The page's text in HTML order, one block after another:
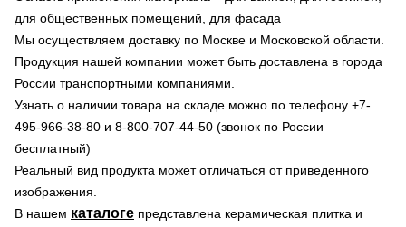
для общественных помещений, для фасада
Мы осуществляем доставку по Москве и Московской области.
Продукция нашей компании может быть доставлена в города
России транспортными компаниями.
Узнать о наличии товара на складе можно по телефону +7-
495-966-38-80 и 8-800-707-44-50 (звонок по России
бесплатный)
Реальный вид продукта может отличаться от приведенного
изображения.
В нашем каталоге представлена керамическая плитка и